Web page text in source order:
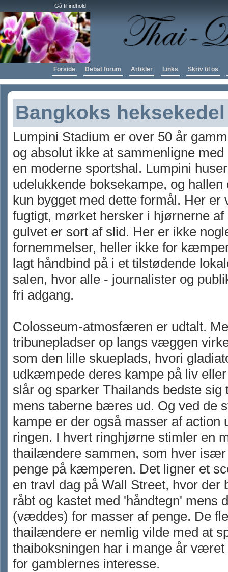
Gå til indhold
Forside Debat forum Artikler Links Skriv til os
Bangkoks heksekedel
Lumpini Stadium er over 50 år
og absolut ikke at sammenligne med
en moderne sportshal. Lumpini huser
udelukkende boksekampe, og hallen
kun bygget med dette formål. Her er
fugtigt, mørket hersker i hjørnerne af
gulvet er sort af slid. Her er ikke
fornemmelser, heller ikke for
lagt håndbind på i et tilstødende
salen, hvor alle - journalister og
fri adgang.
Colosseum-atmosfæren er udtalt.
tribunepladser op langs væggen
som den lille skueplads, hvori
udkæmpede deres kampe på liv
slår og sparker Thailands bedste sig
mens taberne bæres ud. Og ved de
kampe er der også masser af action
ringen. I hvert ringhjørne stimler en
thailændere sammen, som hver især
penge på kæmperen. Det ligner et
en travl dag på Wall Street, hvor der
råbt og kastet med 'håndtegn' mens
(væddes) for masser af penge. De
thailændere er nemlig vilde med at
thaiboksningen har i mange år været
for gamblernes interesse.